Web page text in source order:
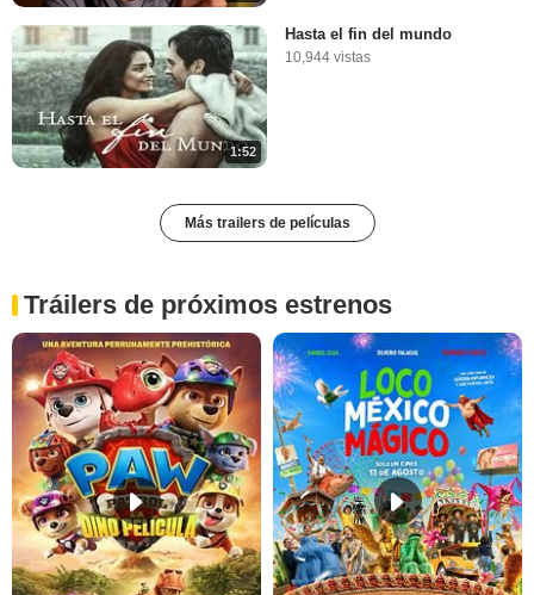
1:52
Hasta el fin del mundo
10,944 vistas
Más trailers de películas
Tráilers de próximos estrenos